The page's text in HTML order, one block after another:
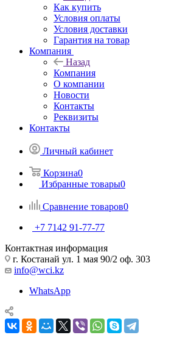
Как купить
Условия оплаты
Условия доставки
Гарантия на товар
Компания
Назад
Компания
О компании
Новости
Контакты
Реквизиты
Контакты
Личный кабинет
Корзина0
Избранные товары0
Сравнение товаров0
+7 7142 91-77-77
Контактная информация
г. Костанай ул. 1 мая 90/2 оф. 303
info@wci.kz
WhatsApp